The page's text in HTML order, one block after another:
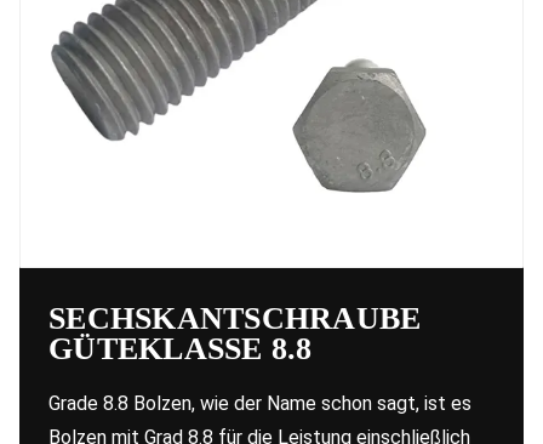
SECHSKANTSCHRAUBE
GÜTEKLASSE 8.8
Grade 8.8 Bolzen, wie der Name schon sagt, ist es
Bolzen mit Grad 8.8 für die Leistung einschließlich